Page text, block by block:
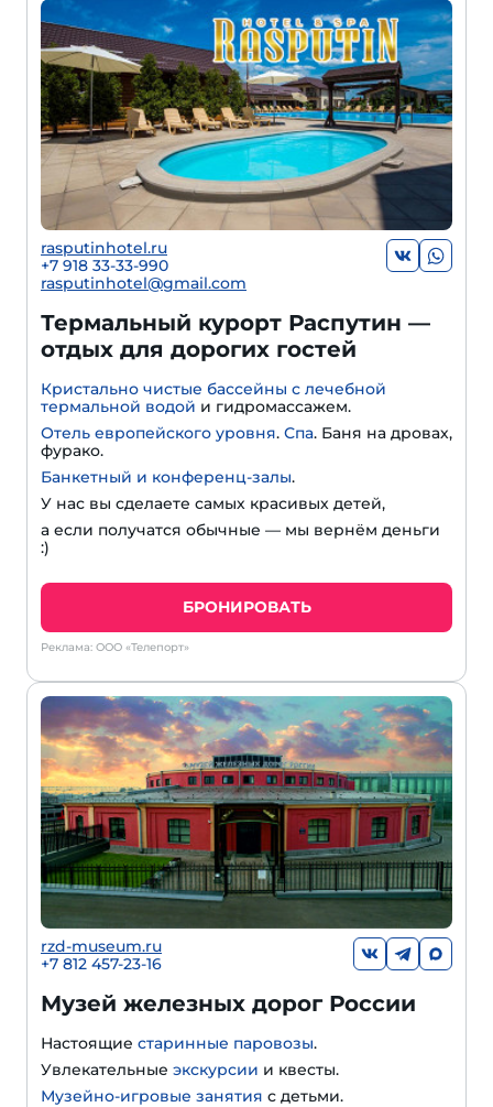
rasputinhotel.ru
+7 918 33-33-990
rasputinhotel@gmail.com
Термальный курорт Распутин —
отдых для дорогих гостей
Кристально чистые бассейны с лечебной
термальной водой и гидромассажем.
Отель европейского уровня. Спа. Баня на дровах,
фурако.
Банкетный и конференц-залы.
У нас вы сделаете самых красивых детей,
а если получатся обычные — мы вернём деньги
:)
БРОНИРОВАТЬ
Реклама: ООО «Телепорт»
rzd-museum.ru
+7 812 457-23-16
Музей железных дорог России
Настоящие старинные паровозы.
Увлекательные экскурсии и квесты.
Музейно-игровые занятия с детьми.